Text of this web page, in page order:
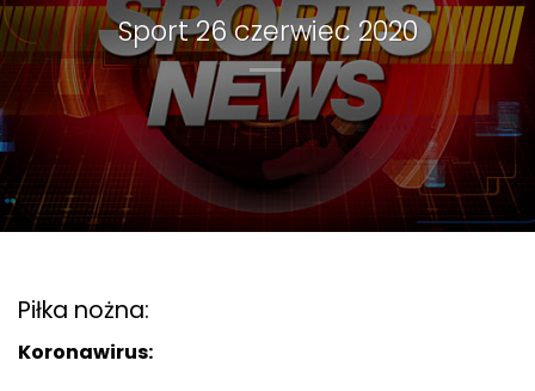
Sport 26 czerwiec 2020
Piłka nożna:
Koronawirus: